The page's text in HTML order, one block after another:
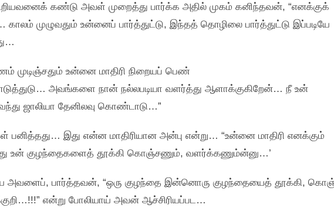
கண்டு அவள்‌ முறைத்து பார்க்க அதில்‌ முகம்‌ கனிந்தவன்‌, “எனக்குக்‌
முழுவதும்‌ உன்னைப்‌ பார்த்துட்டு, இந்தத்‌ தொழிலை பார்த்துட்டு இப்படியே
உன்னை மாதிரி நிறையப்‌ பெண்‌
அவங்களை நான்‌ நல்லபடியா வளர்த்து ஆளாக்குகிறேன்‌… நீ உன்‌
ஜாலியா தேனிலவு கொண்டாடு…”
இது என்ன மாதிரியான அன்பு என்று… “உன்னை மாதிரி எனக்கும்‌
உன்‌ குழந்தைகளைத்‌ தூக்கி கொஞ்சணும்‌, வளர்க்கணும்ன்னு…’
அவளைப்‌, பார்த்தவன்‌, “ஒரு குழந்தை இன்னொரு குழந்தையைத்‌ தூக்கி,
என்று போலியாய்‌ அவன்‌ ஆச்சிரியப்பட…